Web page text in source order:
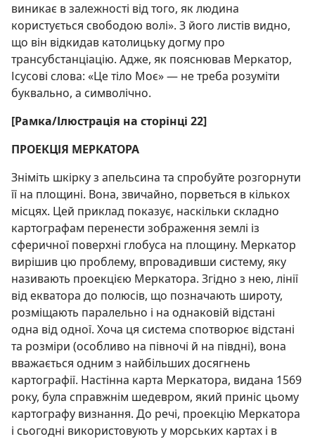
виникає в залежності від того, як людина
користується свободою волі». З його листів видно,
що він відкидав католицьку догму про
трансубстанціацію. Адже, як пояснював Меркатор,
Ісусові слова: «Це тіло Моє» — не треба розуміти
буквально, а символічно.
[Рамка/Ілюстрація на сторінці 22]
ПРОЕКЦІЯ МЕРКАТОРА
Зніміть шкірку з апельсина та спробуйте розгорнути
її на площині. Вона, звичайно, порветься в кількох
місцях. Цей приклад показує, наскільки складно
картографам перенести зображення землі із
сферичної поверхні глобуса на площину. Меркатор
вирішив цю проблему, впровадивши систему, яку
називають проекцією Меркатора. Згідно з нею, лінії
від екватора до полюсів, що позначають широту,
розміщають паралельно і на однаковій відстані
одна від одної. Хоча ця система спотворює відстані
та розміри (особливо на півночі й на півдні), вона
вважається одним з найбільших досягнень
картографії. Настінна карта Меркатора, видана 1569
року, була справжнім шедевром, який приніс цьому
картографу визнання. До речі, проекцію Меркатора
і сьогодні використовують у морських картах і в